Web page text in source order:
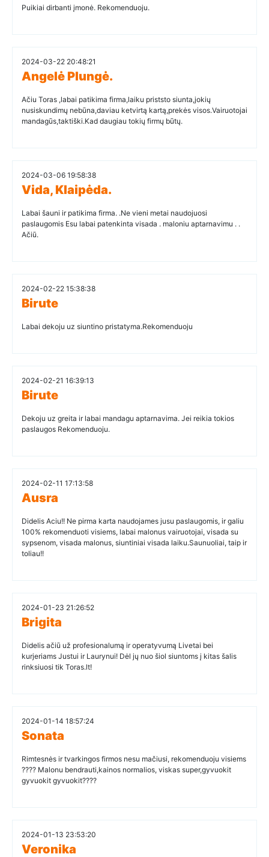
Puikiai dirbanti įmonė. Rekomenduoju.
2024-03-22 20:48:21
Angelė Plungė.
Ačiu Toras ,labai patikima firma,laiku priststo siunta,jokių
nusiskundimų nebūna,daviau ketvirtą kartą,prekės visos.Vairuotojai
mandagūs,taktiški.Kad daugiau tokių firmų būtų.
2024-03-06 19:58:38
Vida, Klaipėda.
Labai šauni ir patikima firma. .Ne vieni metai naudojuosi
paslaugomis Esu labai patenkinta visada . maloniu aptarnavimu . .
Ačiū.
2024-02-22 15:38:38
Birute
Labai dekoju uz siuntino pristatyma.Rekomenduoju
2024-02-21 16:39:13
Birute
Dekoju uz greita ir labai mandagu aptarnavima. Jei reikia tokios
paslaugos Rekomenduoju.
2024-02-11 17:13:58
Ausra
Didelis Aciu!! Ne pirma karta naudojames jusu paslaugomis, ir galiu
100% rekomenduoti visiems, labai malonus vairuotojai, visada su
sypsenom, visada malonus, siuntiniai visada laiku.Saunuoliai, taip ir
toliau!!
2024-01-23 21:26:52
Brigita
Didelis ačiū už profesionalumą ir operatyvumą Livetai bei
kurjeriams Justui ir Laurynui! Dėl jų nuo šiol siuntoms į kitas šalis
rinksiuosi tik Toras.lt!
2024-01-14 18:57:24
Sonata
Rimtesnės ir tvarkingos firmos nesu mačiusi, rekomenduoju visiems
???? Malonu bendrauti,kainos normalios, viskas super,gyvuokit
gyvuokit gyvuokit????
2024-01-13 23:53:20
Veronika